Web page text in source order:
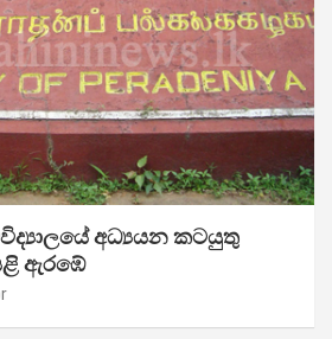
අධ්‍යයන කටයුතු
ඇරඹේ